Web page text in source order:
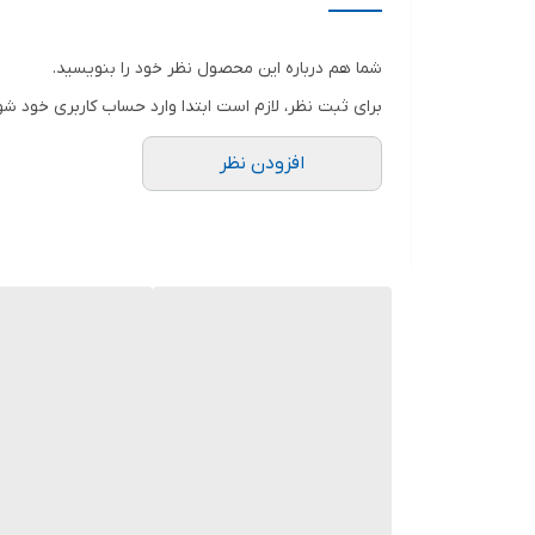
شما هم درباره این محصول نظر خود را بنویسید.
برای ثبت نظر، لازم است ابتدا وارد حساب کاربری خود
افزودن نظر